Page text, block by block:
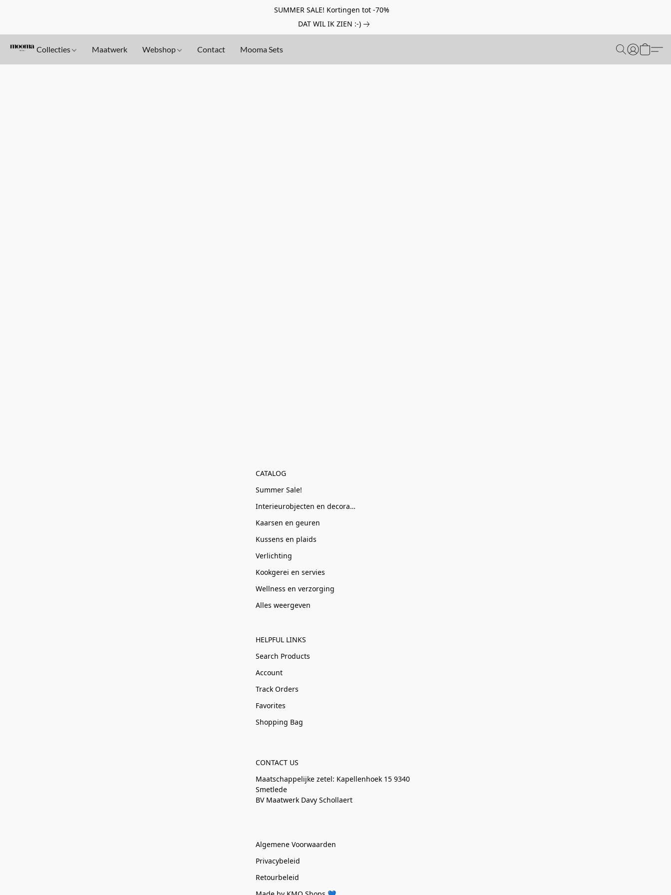
SUMMER SALE! Kortingen tot -70%
DAT WIL IK ZIEN :-)
Collecties Maatwerk Webshop Contact Mooma Sets
CATALOG
Summer Sale!
Interieurobjecten en decoratie
Kaarsen en geuren
Kussens en plaids
Verlichting
Kookgerei en servies
Wellness en verzorging
Alles weergeven
HELPFUL LINKS
Search Products
Account
Track Orders
Favorites
Shopping Bag
CONTACT US
Maatschappelijke zetel: Kapellenhoek 15 9340
Smetlede
BV Maatwerk Davy Schollaert
Algemene Voorwaarden
Privacybeleid
Retourbeleid